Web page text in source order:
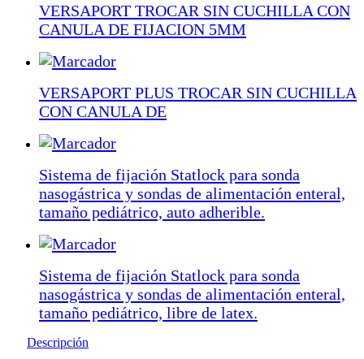
VERSAPORT TROCAR SIN CUCHILLA CON
CANULA DE FIJACION 5MM
VERSAPORT PLUS TROCAR SIN CUCHILLA
CON CANULA DE
Sistema de fijación Statlock para sonda
nasogástrica y sondas de alimentación enteral,
tamaño pediátrico, auto adherible.
Sistema de fijación Statlock para sonda
nasogástrica y sondas de alimentación enteral,
tamaño pediátrico, libre de latex.
Descripción